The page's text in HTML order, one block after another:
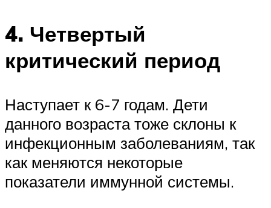
4. Четвертый
критический период
Наступает к 6-7 годам. Дети
данного возраста тоже склоны к
инфекционным заболеваниям, так
как меняются некоторые
показатели иммунной системы.